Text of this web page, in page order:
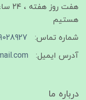
هستیم
شماره تماس:
آدرس ایمیل:
درباره ما